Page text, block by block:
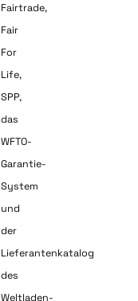
Fairtrade,
Fair
For
Life,
SPP,
das
WFTO-
Garantie-
System
und
der
Lieferantenkatalog
des
Weltladen-